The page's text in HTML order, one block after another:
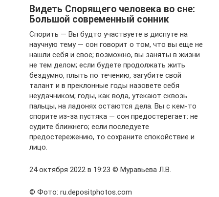
Видеть Спорящего человека во сне:
Большой современный сонник
Спорить — Вы будто участвуете в диспуте на
научную тему — сон говорит о том, что вы еще не
нашли себя и свое; возможно, вы заняты в жизни
не тем делом; если будете продолжать жить
бездумно, плыть по течению, загубите свой
талант и в преклонные годы назовете себя
неудачником; годы, как вода, утекают сквозь
пальцы, на ладонях остаются дела. Вы с кем-то
спорите из-за пустяка — сон предостерегает: не
судите ближнего; если последуете
предостережению, то сохраните спокойствие и
лицо.
24 октября 2022 в 19:23 © Муравьева Л.В.
© Фото: ru.depositphotos.com